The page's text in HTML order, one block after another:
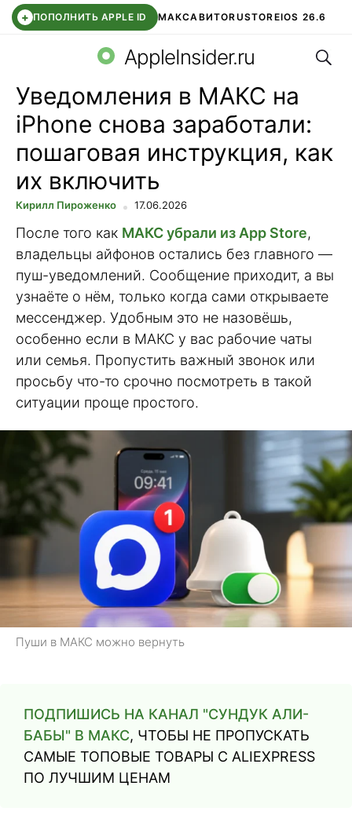
+ ПОПОЛНИТЬ APPLE ID МАКСАВИТОRUSTOREIOS 26.6
СБЕР КИДС ВТБ ОНЛАЙН ЧАТ В ROBLOX
AppleInsider.ru
Уведомления в МАКС на
iPhone снова заработали:
пошаговая инструкция, как
их включить
Кирилл Пироженко 17.06.2026
После того как МАКС убрали из App Store,
владельцы айфонов остались без главного —
пуш-уведомлений. Сообщение приходит, а вы
узнаёте о нём, только когда сами открываете
мессенджер. Удобным это не назовёшь,
особенно если в МАКС у вас рабочие чаты
или семья. Пропустить важный звонок или
просьбу что-то срочно посмотреть в такой
ситуации проще простого.
Пуши в МАКС можно вернуть
ПОДПИШИСЬ НА КАНАЛ "СУНДУК АЛИ-
БАБЫ" В МАКС, ЧТОБЫ НЕ ПРОПУСКАТЬ
САМЫЕ ТОПОВЫЕ ТОВАРЫ С ALIEXPRESS
ПО ЛУЧШИМ ЦЕНАМ